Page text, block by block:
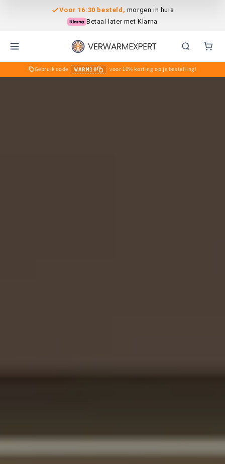
Voor 16:30 besteld, morgen in huis
Betaal later met Klarna
Gebruik code WARM10 voor 10% korting op je bestelling!